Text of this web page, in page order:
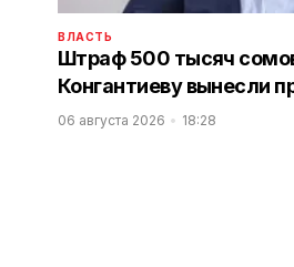
ВЛАСТЬ
Штраф 500 тысяч
Конгантиеву вынесли
06 августа 2026 18:28